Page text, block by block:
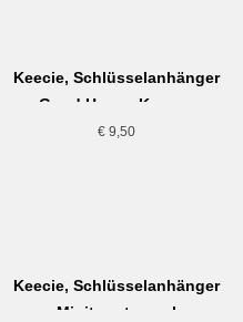
Keecie, Schlüsselanhänger
Good House Keeper,
dunkelbraun
€ 9,50
Keecie, Schlüsselanhänger
Minitweet, coral